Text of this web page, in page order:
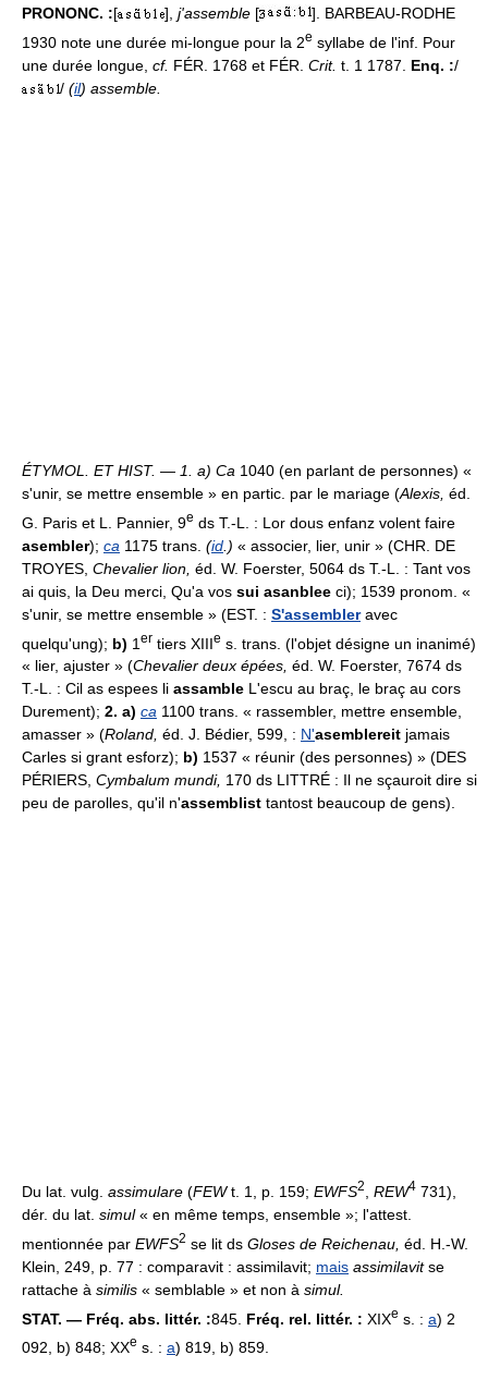
PRONONC. :[ ], j'assemble [
]. BARBEAU-RODHE
1930 note une durée mi-longue pour la 2e syllabe de l'inf. Pour
une durée longue, cf. FÉR. 1768 et FÉR. Crit. t. 1 1787. Enq. :/
/ (il) assemble.
ÉTYMOL. ET HIST. — 1. a) Ca 1040 (en parlant de personnes) «
s'unir, se mettre ensemble » en partic. par le mariage (Alexis, éd.
G. Paris et L. Pannier, 9e ds T.-L. : Lor dous enfanz volent faire
asembler); ca 1175 trans. (id .) « associer, lier, unir » (CHR. DE
TROYES, Chevalier lion, éd. W. Foerster, 5064 ds T.-L. : Tant vos
ai quis, la Deu merci, Qu'a vos sui asanblee ci); 1539 pronom. «
s'unir, se mettre ensemble » (EST. : S'assembleravec
quelqu'ung); b) 1 er tiers XIIIe s. trans. (l'objet désigne un inanimé)
« lier, ajuster » (Chevalier deux épées, éd. W. Foerster, 7674 ds
T.-L. : Cil as espees li assamble L'escu au braç, le braç au cors
Durement); 2. a) ca 1100 trans. « rassembler, mettre ensemble,
amasser » (Roland, éd. J. Bédier, 599, : N'asemblereit jamais
Carles si grant esforz); b) 1537 « réunir (des personnes) » (DES
PÉRIERS, Cymbalum mundi, 170 ds LITTRÉ : Il ne sçauroit dire si
peu de parolles, qu'il n'assemblist tantost beaucoup de gens).
Du lat. vulg. assimulare (FEWt. 1, p. 159; EWFS2 REW4 731),
dér. du lat. simul« en même temps, ensemble »; l'attest.
mentionnée par EWFS2 se lit ds Gloses de Reichenau, éd. H.-W.
Klein, 249, p. 77 : comparavit : assimilavit; mais assimilavitse
rattache à similis « semblable » et non à simul.
STAT. — Fréq. abs. littér. :845. Fréq. rel. littér. : XIXe s. : a) 2
092, b) 848; XXe s. : a) 819, b) 859.